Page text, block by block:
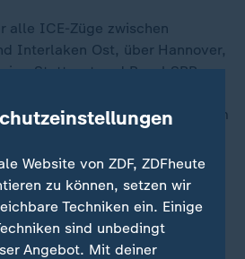
alle ICE-Züge zwischen
Interlaken Ost, über Hannover,
Stuttgart und Basel SBB.
Hamburg und Frankfurt am
Main fahren.
Bad Bevensen, Uelzen,
entfielen, wie die Bahn
Website von ZDF, ZDFheute
zu können, setzen wir
Techniken ein. Einige
sind unbedingt
Angebot. Mit deiner